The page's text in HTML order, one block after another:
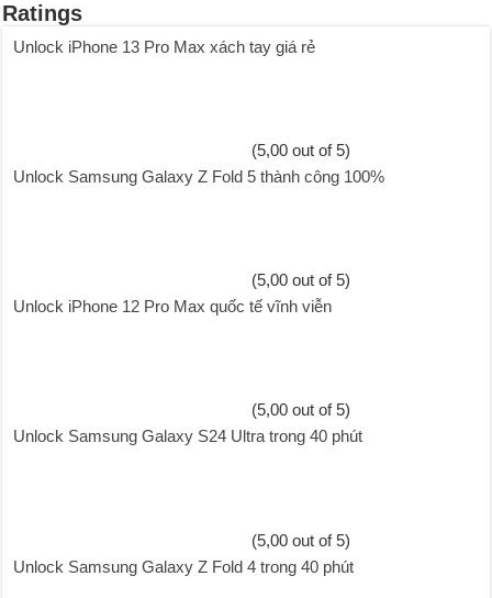
Ratings
Unlock iPhone 13 Pro Max xách tay giá rẻ
(5,00 out of 5)
Unlock Samsung Galaxy Z Fold 5 thành công 100%
(5,00 out of 5)
Unlock iPhone 12 Pro Max quốc tế vĩnh viễn
(5,00 out of 5)
Unlock Samsung Galaxy S24 Ultra trong 40 phút
(5,00 out of 5)
Unlock Samsung Galaxy Z Fold 4 trong 40 phút